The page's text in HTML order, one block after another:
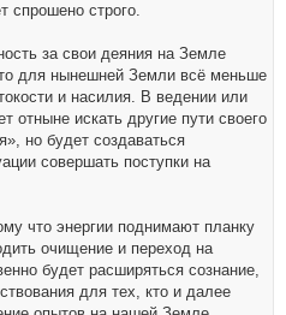
спрошено строго.
за свои деяния на Земле
для нынешней Земли всё меньше
и насилия. В ведении или
отныне искать другие пути своего
но будет создаваться
совершать поступки на
что энергии поднимают планку
очищение и переход на
будет расширяться сознание,
для тех, кто и далее